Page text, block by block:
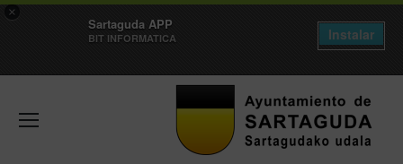
×
Sartaguda APP
BIT INFORMATICA Instalar